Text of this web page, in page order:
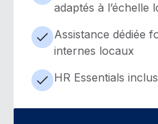
adaptés à l’échelle
Assistance dédiée
internes locaux
HR Essentials